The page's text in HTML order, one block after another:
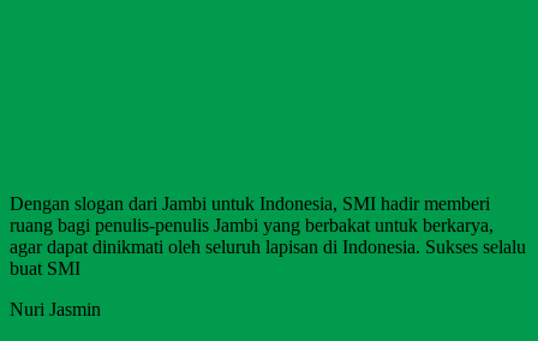
Dengan slogan dari Jambi untuk Indonesia, SMI hadir memberi
ruang bagi penulis-penulis Jambi yang berbakat untuk berkarya,
agar dapat dinikmati oleh seluruh lapisan di Indonesia. Sukses selalu
buat SMI
Nuri Jasmin